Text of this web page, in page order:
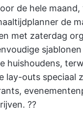
de hele maand,
de
met zaterdag
huishoudens,
lay-outs speciaal
?‍?